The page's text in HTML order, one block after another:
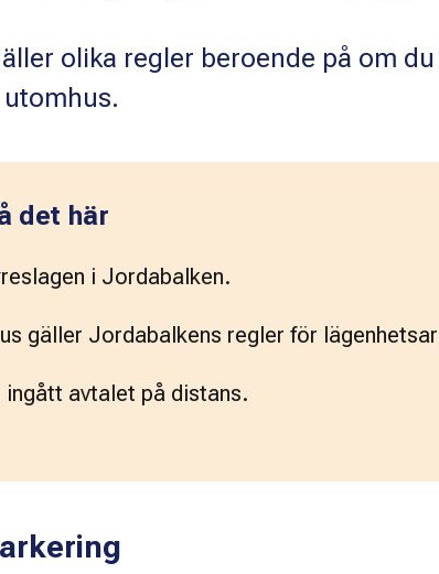
olika regler beroende på om du
det här
i Jordabalken.
gäller Jordabalkens regler för
ingått avtalet på distans.